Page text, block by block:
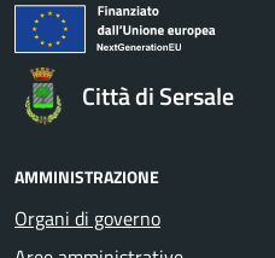
Città di Sersale
AMMINISTRAZIONE
Organi di governo